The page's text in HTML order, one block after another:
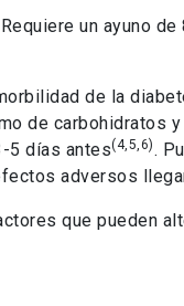
un ayuno
de la
de carbohidratos
5 días antes(4,5,6) .
adversos
que pueden